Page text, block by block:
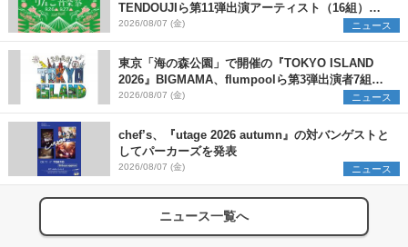
TENDOUJIら第11弾出演アーティスト（16組）を
発表
2026/08/07 (金) ニュース
東京「海の森公園」で開催の『TOKYO ISLAND
2026』BIGMAMA、flumpoolら第3弾出演者7組を
発表 ワークショップ・アート出展者を募集
2026/08/07 (金) ニュース
chef’s、『utage 2026 autumn』の対バンゲストと
してパーカーズを発表
2026/08/07 (金) ニュース
ニュース一覧へ